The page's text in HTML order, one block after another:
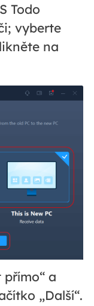
Todo
vyberte
na
přímo“ a
„Další“.